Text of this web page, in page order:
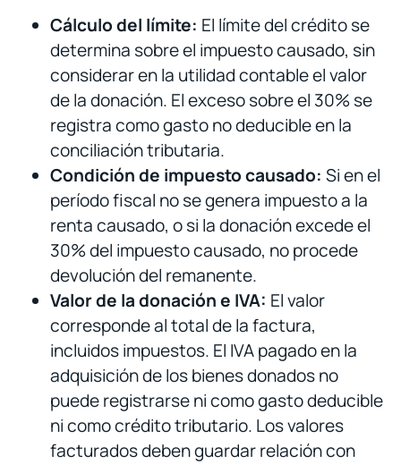
Cálculo del límite: El límite del crédito se
determina sobre el impuesto causado, sin
considerar en la utilidad contable el valor
de la donación. El exceso sobre el 30% se
registra como gasto no deducible en la
conciliación tributaria.
Condición de impuesto causado: Si en el
período fiscal no se genera impuesto a la
renta causado, o si la donación excede el
30% del impuesto causado, no procede
devolución del remanente.
Valor de la donación e IVA: El valor
corresponde al total de la factura,
incluidos impuestos. El IVA pagado en la
adquisición de los bienes donados no
puede registrarse ni como gasto deducible
ni como crédito tributario. Los valores
facturados deben guardar relación con